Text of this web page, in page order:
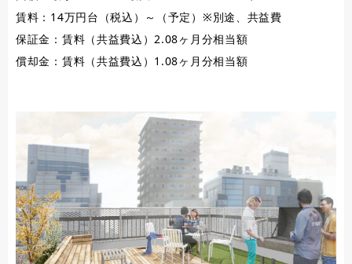
賃料：14万円台（税込）～（予定）※別途、共益費
保証金：賃料（共益費込）2.08ヶ月分相当額
償却金：賃料（共益費込）1.08ヶ月分相当額